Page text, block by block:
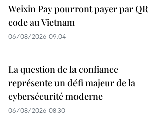
Weixin Pay pourront payer par QR
code au Vietnam
06/08/2026 09:04
La question de la confiance
représente un défi majeur de la
cybersécurité moderne
06/08/2026 08:30